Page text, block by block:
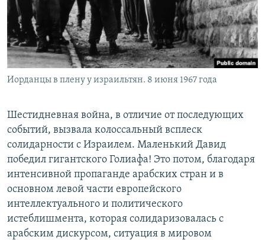
Иорданцы в плену у израильтян. 8 июня 1967 года
Шестидневная война, в отличие от последующих
событий, вызвала колоссальный всплеск
солидарности с Израилем. Маленький Давид
победил гигантского Голиафа! Это потом, благодаря
интенсивной пропаганде арабских стран и в
основном левой части европейского
интеллектуального и политического
истеблишмента, которая солидаризовалась с
арабским дискурсом, ситуация в мировом